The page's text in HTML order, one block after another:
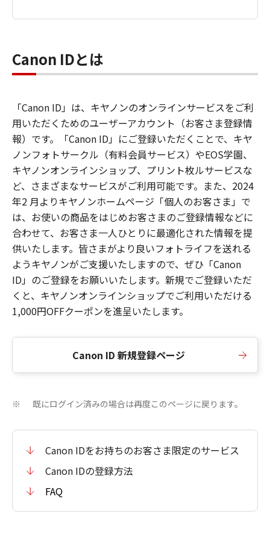
Canon IDとは
「Canon ID」は、キヤノンのオンラインサービスをご利
用いただくためのユーザーアカウント（お客さま登録情
報）です。「Canon ID」にご登録いただくことで、キヤ
ノンフォトサークル（有料会員サービス）やEOS学園、
キヤノンオンラインショップ、プリント枚ルサービスな
ど、さまざまなサービスがご利用可能です。また、2024
年2 月よりキヤノンホームページ「個人のお客さま」で
は、お使いの商品をはじめお客さまのご登録情報などに
合わせて、お客さま一人ひとりに最適化された情報を提
供いたします。皆さまがより良いフォトライフを送れる
ようキヤノンがご支援いたしますので、ぜひ「Canon
ID」のご登録をお願いいたします。新規でご登録いただ
くと、キヤノンオンラインショップでご利用いただける
1,000円OFFクーポンを進呈いたします。
Canon ID 新規登録ページ
※ 既にログイン済みの場合は再度このページに戻ります。
Canon IDをお持ちのお客さま限定のサービス
Canon IDの登録方法
FAQ